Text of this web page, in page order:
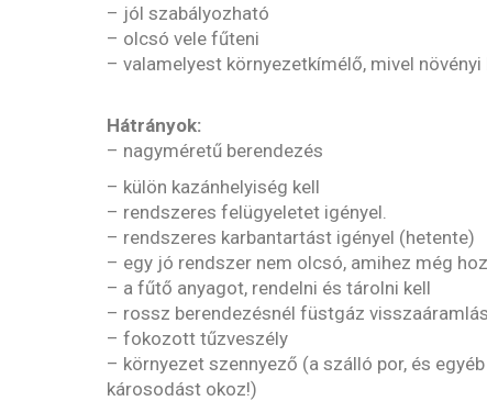
– jól szabályozható
– olcsó vele fűteni
– valamelyest környezetkímélő, mivel
Hátrányok:
– nagyméretű berendezés
– külön kazánhelyiség kell
– rendszeres felügyeletet igényel.
– rendszeres karbantartást igényel (hetente)
– egy jó rendszer nem olcsó, amihez még
– a fűtő anyagot, rendelni és tárolni kell
– rossz berendezésnél füstgáz
– fokozott tűzveszély
– környezet szennyező (a szálló por, és
károsodást okoz!)